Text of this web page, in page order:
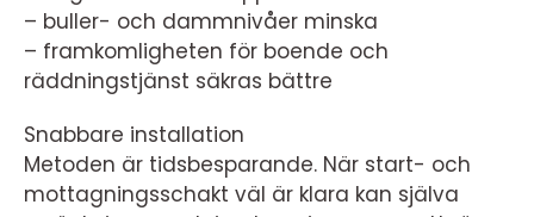
– buller- och dammnivåer minska
– framkomligheten för boende och
räddningstjänst säkras bättre
Snabbare installation
Metoden är tidsbesparande. När start- och
mottagningsschakt väl är klara kan själva